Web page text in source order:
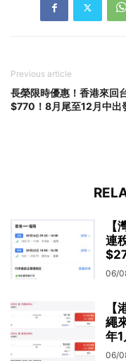
Previous article
長榮限時優惠！香港來回
$770！8月尾至12月中出
連
06/
繩
年
06/